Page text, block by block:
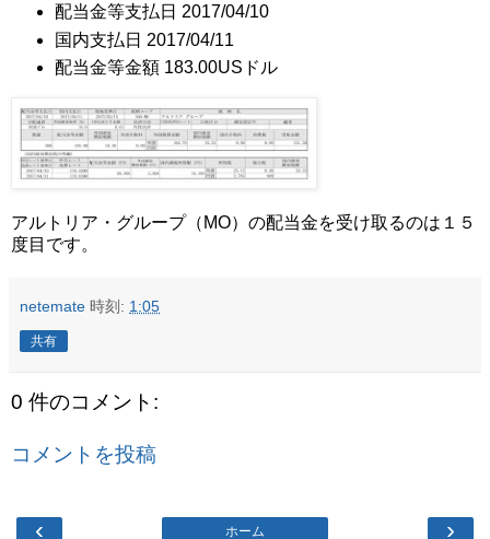
配当金等支払日 2017/04/10
国内支払日 2017/04/11
配当金等金額 183.00USドル
アルトリア・グループ（MO）の配当金を受け取るのは１５
度目です。
netemate 時刻: 1:05
共有
0 件のコメント:
コメントを投稿
‹ ›
ホーム